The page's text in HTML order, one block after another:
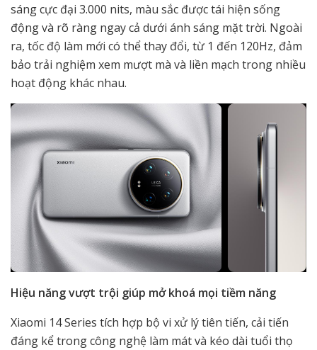
sáng cực đại 3.000 nits, màu sắc được tái hiện sống
động và rõ ràng ngay cả dưới ánh sáng mặt trời. Ngoài
ra, tốc độ làm mới có thể thay đổi, từ 1 đến 120Hz, đảm
bảo trải nghiệm xem mượt mà và liền mạch trong nhiều
hoạt động khác nhau.
Hiệu năng vượt trội giúp mở khoá mọi tiềm năng
Xiaomi 14 Series tích hợp bộ vi xử lý tiên tiến, cải tiến
đáng kể trong công nghệ làm mát và kéo dài tuổi thọ